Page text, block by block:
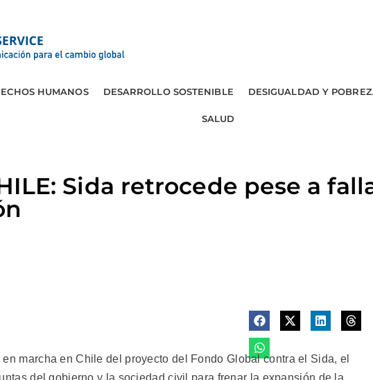
HUMANOS DESARROLLO SOSTENIBLE DESIGUALDAD Y
SALUD
Sida retrocede pese a
marcha en Chile del proyecto del Fondo Global contra el Sida, el
del gobierno y la sociedad civil para frenar la expansión de la